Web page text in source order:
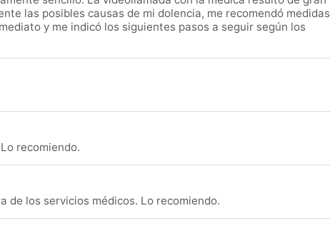
las posibles causas de mi dolencia, me recomendó medidas
y me indicó los siguientes pasos a seguir según los
recomiendo.
de los servicios médicos. Lo recomiendo.